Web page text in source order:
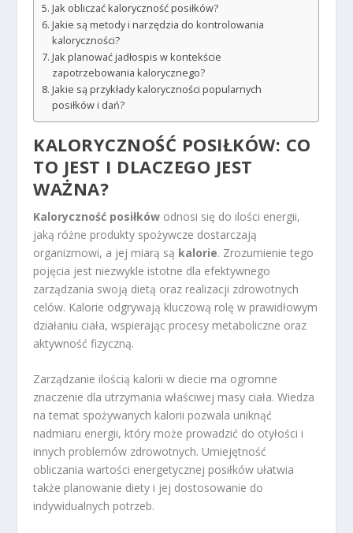
Jak obliczać kaloryczność posiłków?
Jakie są metody i narzędzia do kontrolowania
kaloryczności?
Jak planować jadłospis w kontekście
zapotrzebowania kalorycznego?
Jakie są przykłady kaloryczności popularnych
posiłków i dań?
KALORYCZNOŚĆ POSIŁKÓW: CO
TO JEST I DLACZEGO JEST
WAŻNA?
Kaloryczność posiłków odnosi się do ilości energii,
jaką różne produkty spożywcze dostarczają
organizmowi, a jej miarą są kalorie. Zrozumienie tego
pojęcia jest niezwykle istotne dla efektywnego
zarządzania swoją dietą oraz realizacji zdrowotnych
celów. Kalorie odgrywają kluczową rolę w prawidłowym
działaniu ciała, wspierając procesy metaboliczne oraz
aktywność fizyczną.
Zarządzanie ilością kalorii w diecie ma ogromne
znaczenie dla utrzymania właściwej masy ciała. Wiedza
na temat spożywanych kalorii pozwala uniknąć
nadmiaru energii, który może prowadzić do otyłości i
innych problemów zdrowotnych. Umiejętność
obliczania wartości energetycznej posiłków ułatwia
także planowanie diety i jej dostosowanie do
indywidualnych potrzeb.